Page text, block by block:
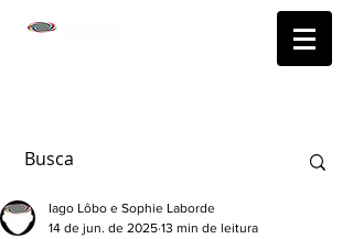
Iago Lôbo e Sophie Laborde
14 de jun. de 2025 13 min de leitura